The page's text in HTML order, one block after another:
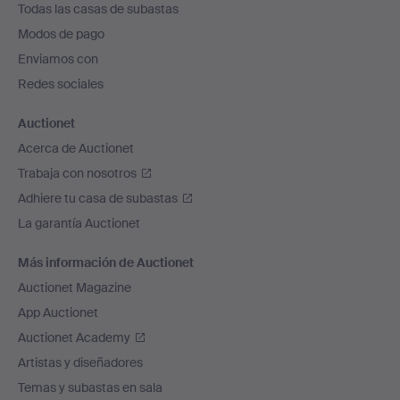
pie
de
página
Todas las casas de subastas
Modos de pago
Enviamos con
Redes sociales
Auctionet
Acerca de Auctionet
Trabaja con nosotros
Adhiere tu casa de subastas
La garantía Auctionet
Más información de Auctionet
Auctionet Magazine
App Auctionet
Auctionet Academy
Artistas y diseñadores
Temas y subastas en sala